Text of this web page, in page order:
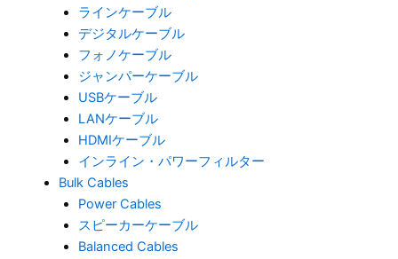
ラインケーブル
デジタルケーブル
フォノケーブル
ジャンパーケーブル
USBケーブル
LANケーブル
HDMIケーブル
インライン・パワーフィルター
Bulk Cables
Power Cables
スピーカーケーブル
Balanced Cables